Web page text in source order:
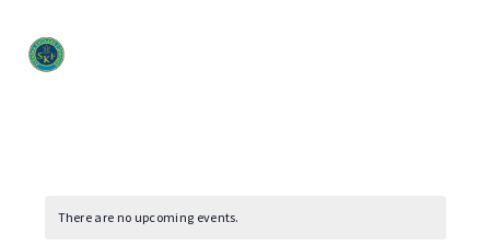
There are no upcoming events.